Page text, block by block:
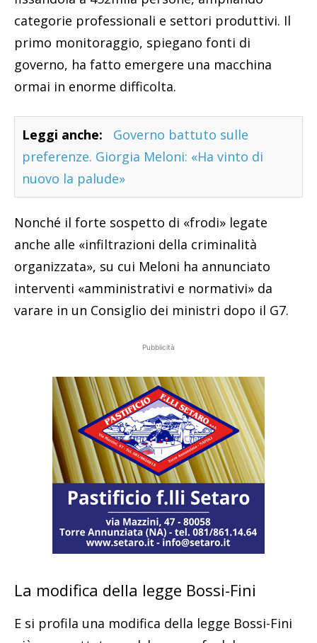
categorie professionali e settori produttivi. Il
primo monitoraggio, spiegano fonti di
governo, ha fatto emergere una macchina
ormai in enorme difficolta.
Leggi anche:
Governo battuto sulle
preferenze. Giorgia Meloni: «Ha vinto di
nuovo la palude»
Nonché il forte sospetto di «frodi» legate
anche alle «infiltrazioni della criminalità
organizzata», su cui Meloni ha annunciato
interventi «amministrativi e normativi» da
varare in un Consiglio dei ministri dopo il G7.
Pubblicità
La modifica della legge Bossi-Fini
E si profila una modifica della legge Bossi-Fini